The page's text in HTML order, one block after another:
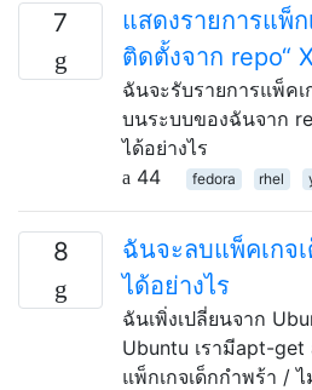
7
แสดงรายการแพ็
ติดตั้งจาก repo“
ฉันจะรับรายการแพ็ค
บนระบบของฉันจาก
ได้อย่างไร
44
fedora rhel
8
ฉันจะลบแพ็คเกจ
ได้อย่างไร
ฉันเพิ่งเปลี่ยนจาก
Ubuntu เรามีapt-
แพ็กเกจเด็กกำพร้า /